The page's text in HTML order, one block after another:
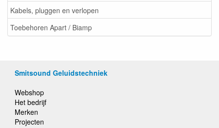
Kabels, pluggen en verlopen
Toebehoren Apart / Biamp
Smitsound Geluidstechniek
Webshop
Het bedrijf
Merken
Projecten